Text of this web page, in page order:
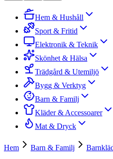
Hem & Hushåll
Sport & Fritid
Elektronik & Teknik
Skönhet & Hälsa
Trädgård & Utemiljö
Bygg & Verktyg
Barn & Familj
Kläder & Accessoarer
Mat & Dryck
Hem Barn & Familj